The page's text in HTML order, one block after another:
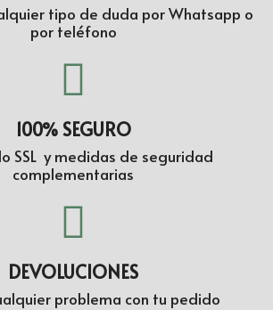
tipo de duda por Whatsapp o
por teléfono
100% SEGURO
SSL y medidas de seguridad
complementarias
DEVOLUCIONES
problema con tu pedido